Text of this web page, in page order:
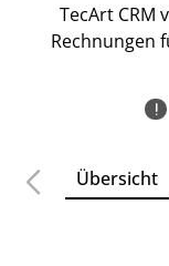
TecArt CRM
Rechnungen
Übersicht